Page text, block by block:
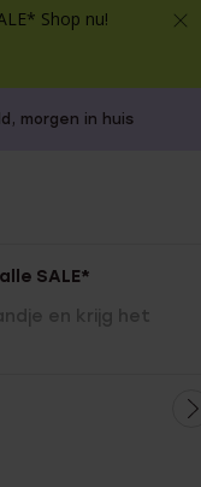
Shop nu!
morgen in huis
SALE*
en krijg het